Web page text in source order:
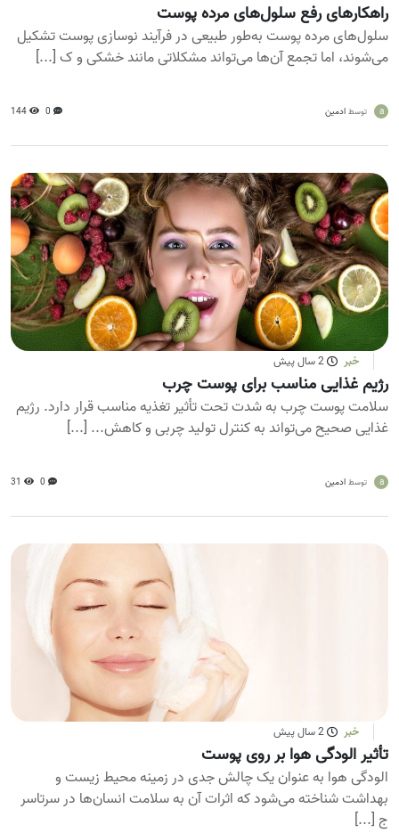
راهکارهای رفع سلول‌های مرده پوست
سلول‌های مرده پوست به‌طور طبیعی در فرآیند نوسازی پوست تشکیل
می‌شوند، اما تجمع آن‌ها می‌تواند مشکلاتی مانند خشکی و ک [...]
a توسط ادمین 0
144
خبر 2 سال پیش
رژیم غذایی مناسب برای پوست چرب
سلامت پوست چرب به شدت تحت تأثیر تغذیه مناسب قرار دارد. رژیم
غذایی صحیح می‌تواند به کنترل تولید چربی و کاهش... [...]
a توسط ادمین 0
31
خبر 2 سال پیش
تأثیر الودگی هوا بر روی پوست
الودگی هوا به عنوان یک چالش جدی در زمینه محیط زیست و
بهداشت شناخته می‌شود که اثرات آن به سلامت انسان‌ها در سرتاسر
ج [...]